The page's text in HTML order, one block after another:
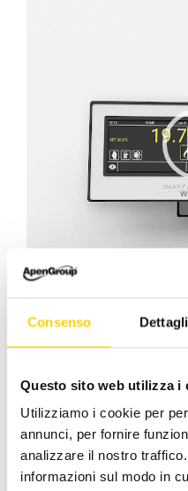
Consenso Dettagli
Questo sito web utilizza i
Utilizziamo i cookie per
annunci, per fornire
analizzare il nostro
informazioni sul modo in
Luglio 7, 2023
Facebook
X